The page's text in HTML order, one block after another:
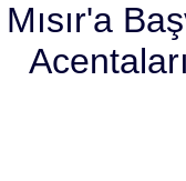
Mısır'a